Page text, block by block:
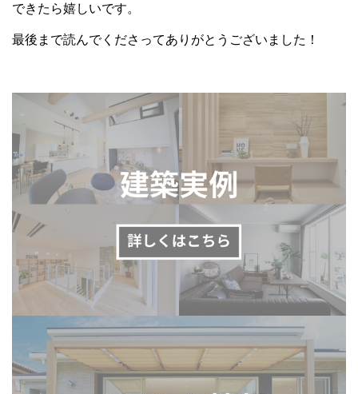
できたら嬉しいです。
最後まで読んでくださってありがとうございました！